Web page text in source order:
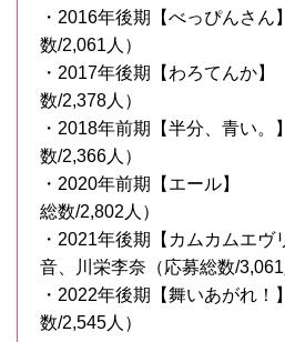
・2016年後期【べっぴんさ
数/2,061人）
・2017年後期【わろてんか
数/2,378人）
・2018年前期【半分、青い
数/2,366人）
・2020年前期【エール
総数/2,802人）
・2021年後期【カムカムエヴ
音、川栄李奈（応募総数/3,061
・2022年後期【舞いあがれ
数/2,545人）